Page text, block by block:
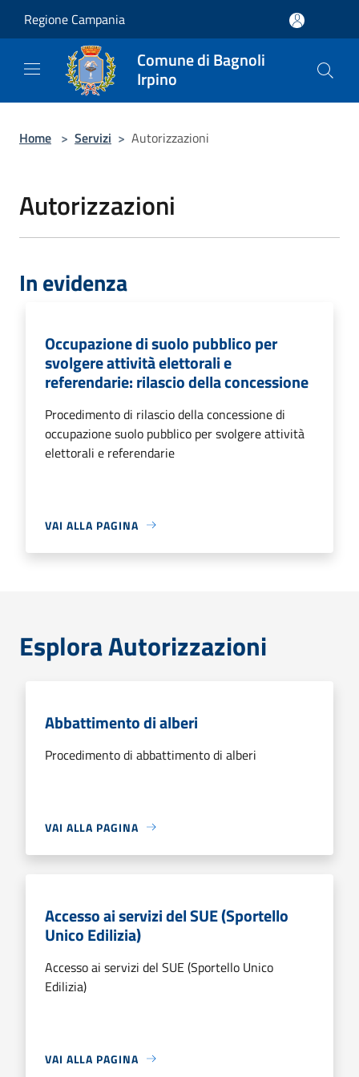
Regione Campania
Comune di Bagnoli
Irpino
Home > Servizi > Autorizzazioni
Autorizzazioni
In evidenza
Occupazione di suolo pubblico per
svolgere attività elettorali e
referendarie: rilascio della concessione
Procedimento di rilascio della concessione di
occupazione suolo pubblico per svolgere attività
elettorali e referendarie
VAI ALLA PAGINA
Esplora Autorizzazioni
Abbattimento di alberi
Procedimento di abbattimento di alberi
VAI ALLA PAGINA
Accesso ai servizi del SUE (Sportello
Unico Edilizia)
Accesso ai servizi del SUE (Sportello Unico
Edilizia)
VAI ALLA PAGINA